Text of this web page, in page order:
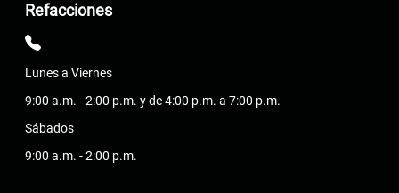
Refacciones
Lunes a Viernes
9:00 a.m. - 2:00 p.m. y de 4:00 p.m. a 7:00 p.m.
Sábados
9:00 a.m. - 2:00 p.m.